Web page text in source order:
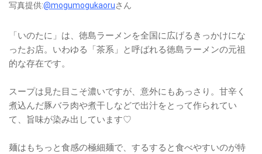
写真提供:@mogumogukaoruさん
「いのたに」は、徳島ラーメンを全国に広げるきっかけにな
ったお店。いわゆる「茶系」と呼ばれる徳島ラーメンの元祖
的な存在です。
スープは見た目こそ濃いですが、意外にもあっさり。甘辛く
煮込んだ豚バラ肉や煮干しなどで出汁をとって作られてい
て、旨味が染み出しています♡
麺はもちっと食感の極細麺で、するすると食べやすいのが特